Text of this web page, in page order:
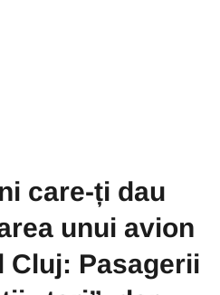
care-ți dau
unui avion
Cluj: Pasagerii